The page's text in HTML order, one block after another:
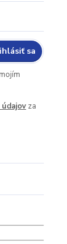
sa
za